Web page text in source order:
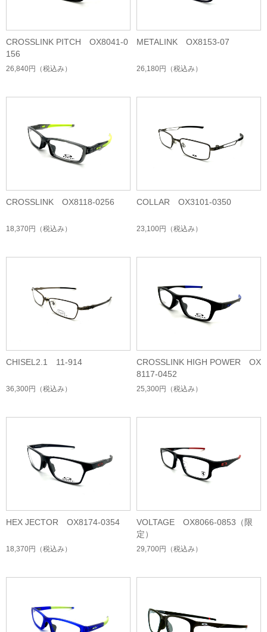
CROSSLINK PITCH OX8041-0
156
26,840円 （税込み）
METALINK OX8153-07
26,180円 （税込み）
CROSSLINK OX8118-0256
18,370円 （税込み）
COLLAR OX3101-0350
23,100円 （税込み）
CHISEL2.1 11-914
36,300円 （税込み）
CROSSLINK HIGH POWER OX
8117-0452
25,300円 （税込み）
HEX JECTOR OX8174-0354
18,370円 （税込み）
VOLTAGE OX8066-0853（限
定）
29,700円 （税込み）